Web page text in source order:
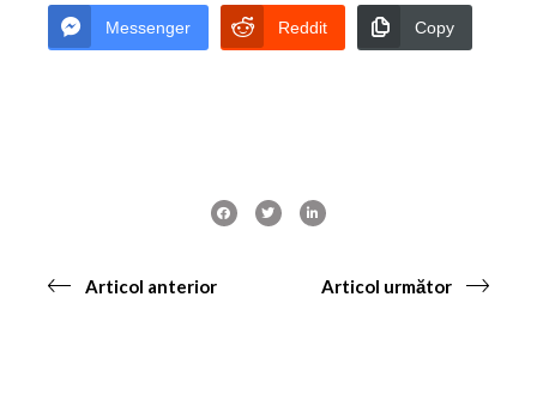
Messenger Reddit Copy
Articol anterior Articol următor